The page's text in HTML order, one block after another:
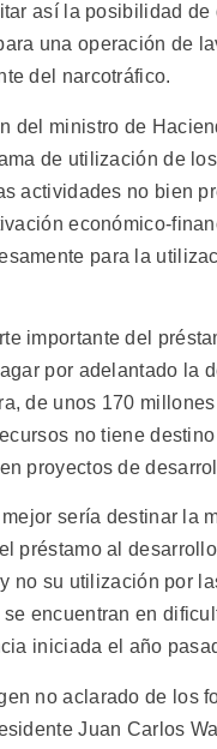
así la posibilidad de
una operación de
del narcotráfico.
del ministro de
de utilización de
actividades no bien
económico-
para la
importante del
por adelantado la
de unos 170
no tiene destino
proyectos de
sería destinar la
préstamo al
no su utilización por
encuentran en
iniciada el año
no aclarado de los
Juan Carlos